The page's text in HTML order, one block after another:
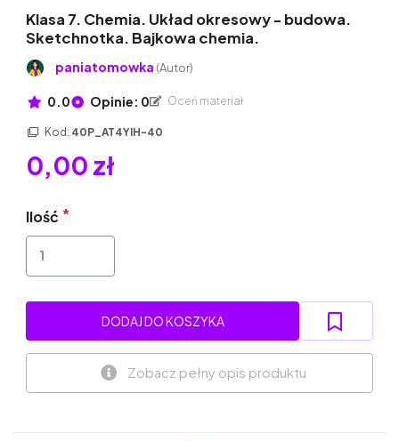
Klasa 7. Chemia. Układ okresowy - budowa.
Sketchnotka. Bajkowa chemia.
paniatomowka (Autor)
0.0 Opinie: 0 Oceń materiał
Kod: 40P_AT4YIH-40
0,00 zł
Ilość
DODAJ DO KOSZYKA
Zobacz pełny opis produktu